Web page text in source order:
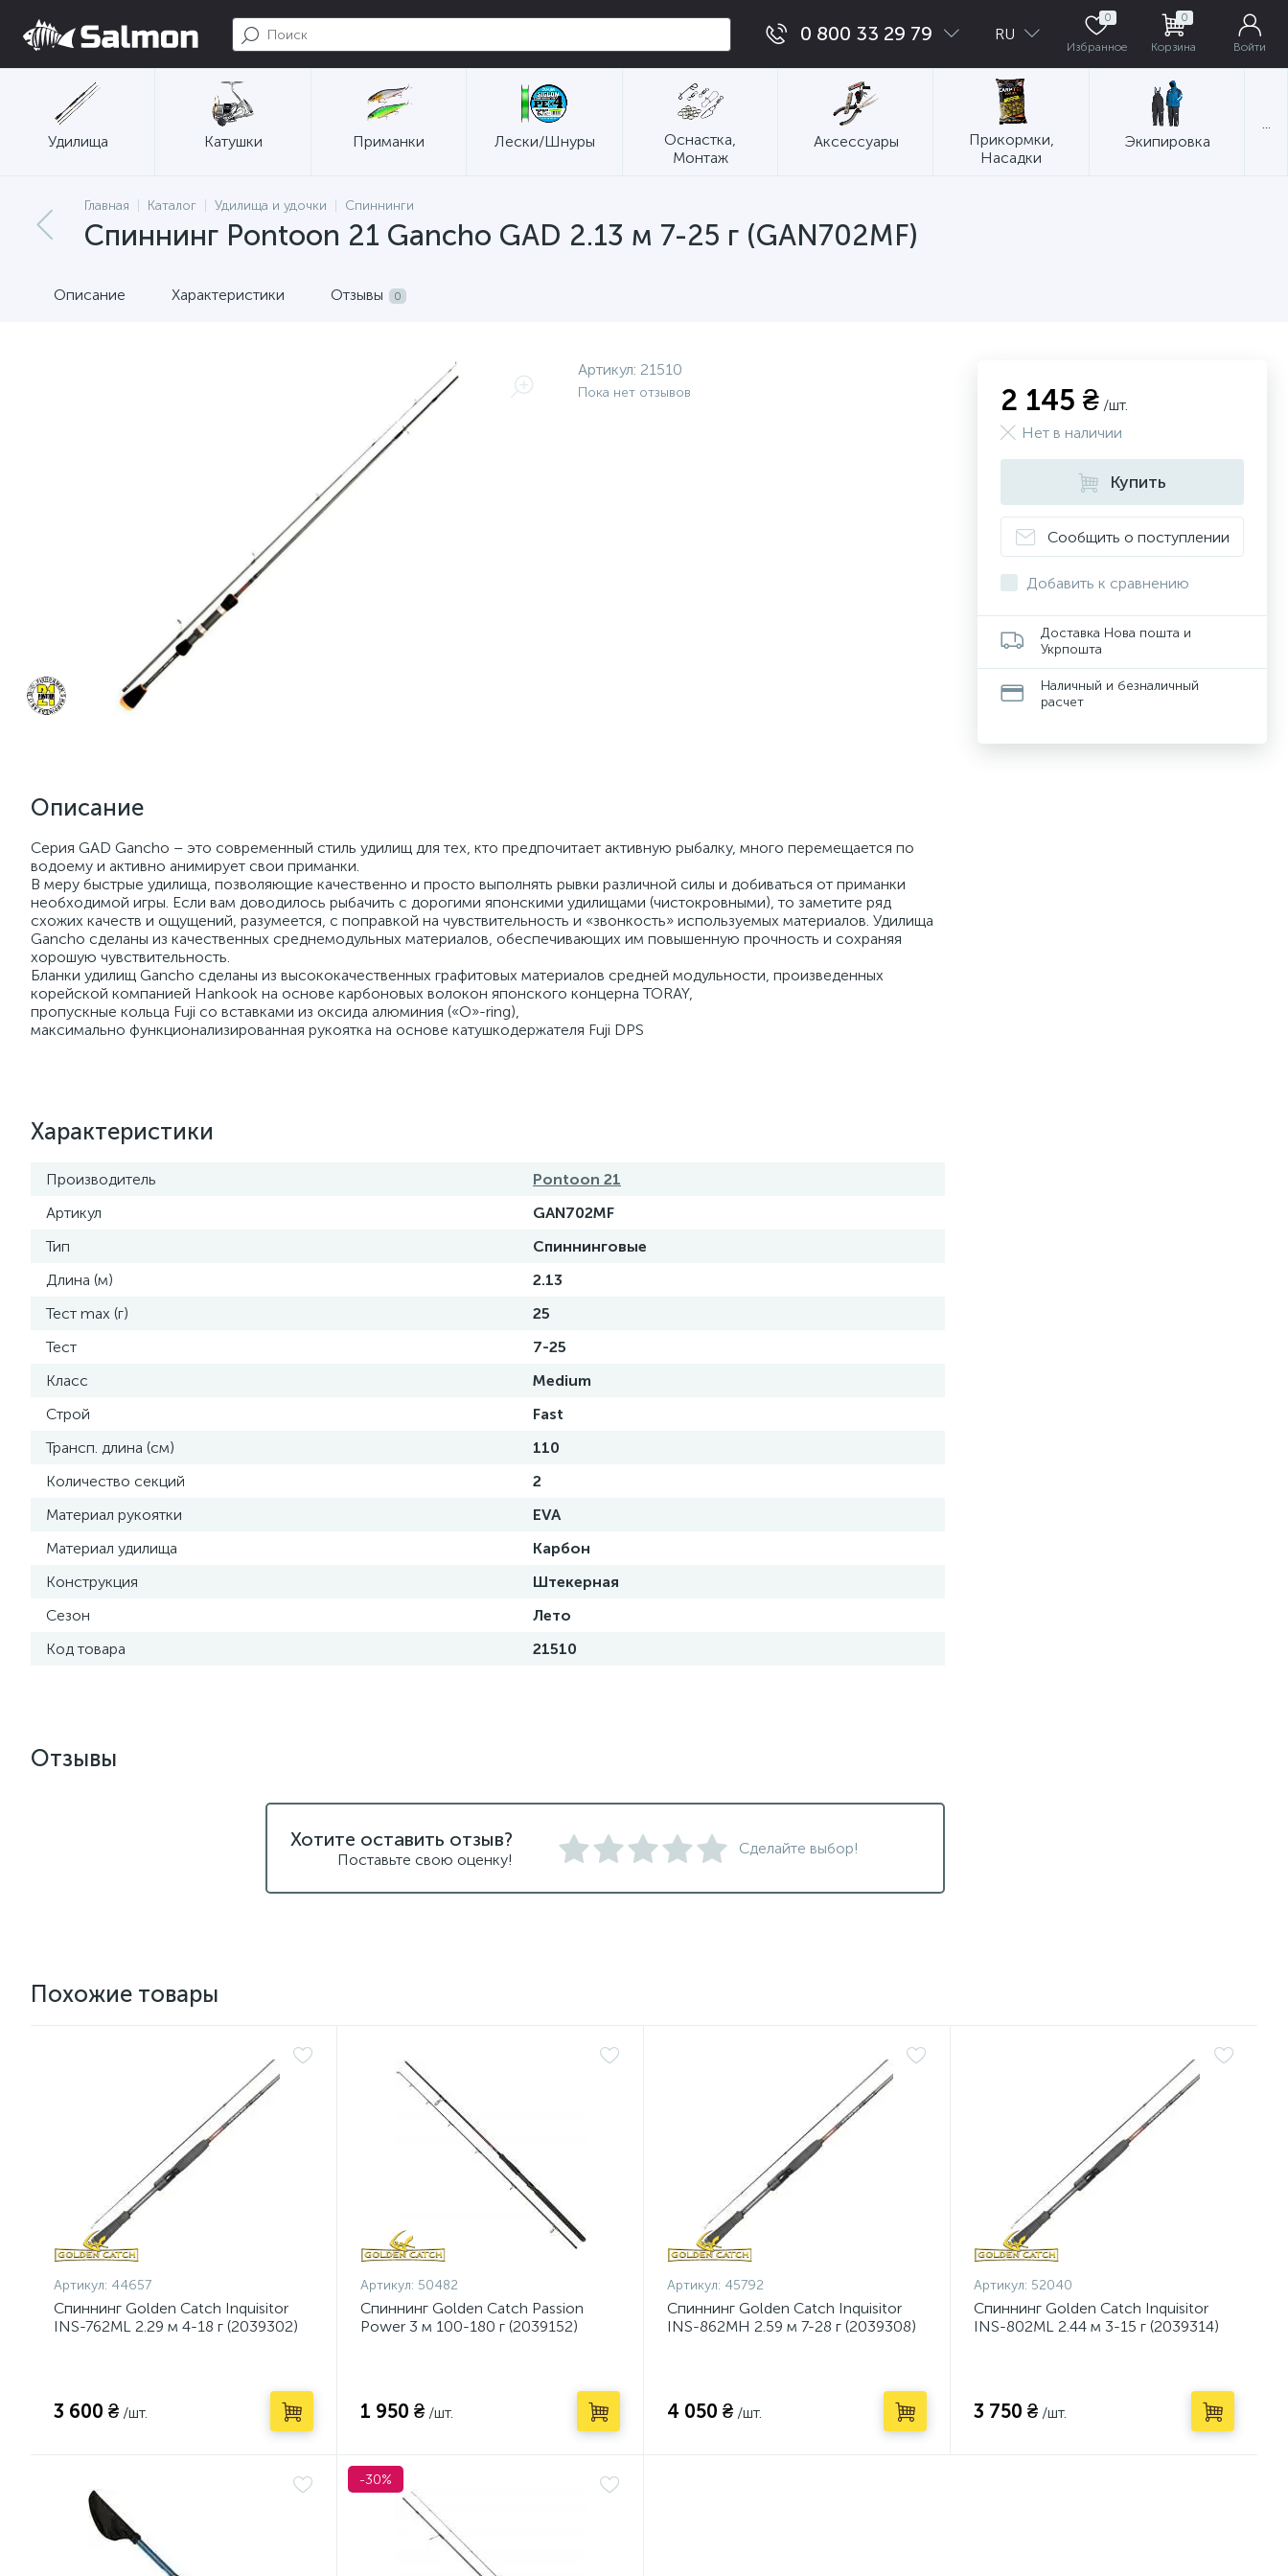
0 800 33 29 79 RU
0
Избранное
0
Корзина Войти
Удилища Катушки Приманки Лески/Шнуры
Оснастка,
Монтаж
Аксессуары
Прикормки,
Насадки
Экипировка
Главная Каталог Удилища и удочки Спиннинги
Спиннинг Pontoon 21 Gancho GAD 2.13 м 7-25 г (GAN702MF)
Описание Характеристики Отзывы 0
Артикул: 21510
Пока нет отзывов
Описание
Серия GAD Gancho – это современный стиль удилищ для тех, кто предпочитает активную рыбалку, много перемещается по
водоему и активно анимирует свои приманки.
В меру быстрые удилища, позволяющие качественно и просто выполнять рывки различной силы и добиваться от приманки
необходимой игры. Если вам доводилось рыбачить с дорогими японскими удилищами (чистокровными), то заметите ряд
схожих качеств и ощущений, разумеется, с поправкой на чувствительность и «звонкость» используемых материалов. Удилища
Gancho сделаны из качественных среднемодульных материалов, обеспечивающих им повышенную прочность и сохраняя
хорошую чувствительность.
Бланки удилищ Gancho сделаны из высококачественных графитовых материалов средней модульности, произведенных
корейской компанией Hankook на основе карбоновых волокон японского концерна TORAY,
пропускные кольца Fuji со вставками из оксида алюминия («О»-ring),
максимально функционализированная рукоятка на основе катушкодержателя Fuji DPS
Характеристики
Производитель
Pontoon 21
Артикул
GAN702MF
Тип
Спиннинговые
Длина (м)
2.13
Тест max (г)
25
Тест
7-25
Класс
Medium
Строй
Fast
Трансп. длина (см)
110
Количество секций
2
Материал рукоятки
EVA
Материал удилища
Карбон
Конструкция
Штекерная
Сезон
Лето
Код товара
21510
2 145 ₴ /шт.
Нет в наличии
Купить
Сообщить о поступлении
Добавить к сравнению
Доставка Нова пошта и
Укрпошта
Наличный и безналичный
расчет
Отзывы
Хотите оставить отзыв?
Поставьте свою оценку!
Сделайте выбор!
Похожие товары
Артикул: 44657
Спиннинг Golden Catch Inquisitor
INS-762ML 2.29 м 4-18 г (2039302)
3 600 ₴ /шт.
Артикул: 50482
Спиннинг Golden Catch Passion
Power 3 м 100-180 г (2039152)
1 950 ₴ /шт.
Артикул: 45792
Спиннинг Golden Catch Inquisitor
INS-862MH 2.59 м 7-28 г (2039308)
4 050 ₴ /шт.
Артикул: 52040
Спиннинг Golden Catch Inquisitor
INS-802ML 2.44 м 3-15 г (2039314)
3 750 ₴ /шт.
-30%